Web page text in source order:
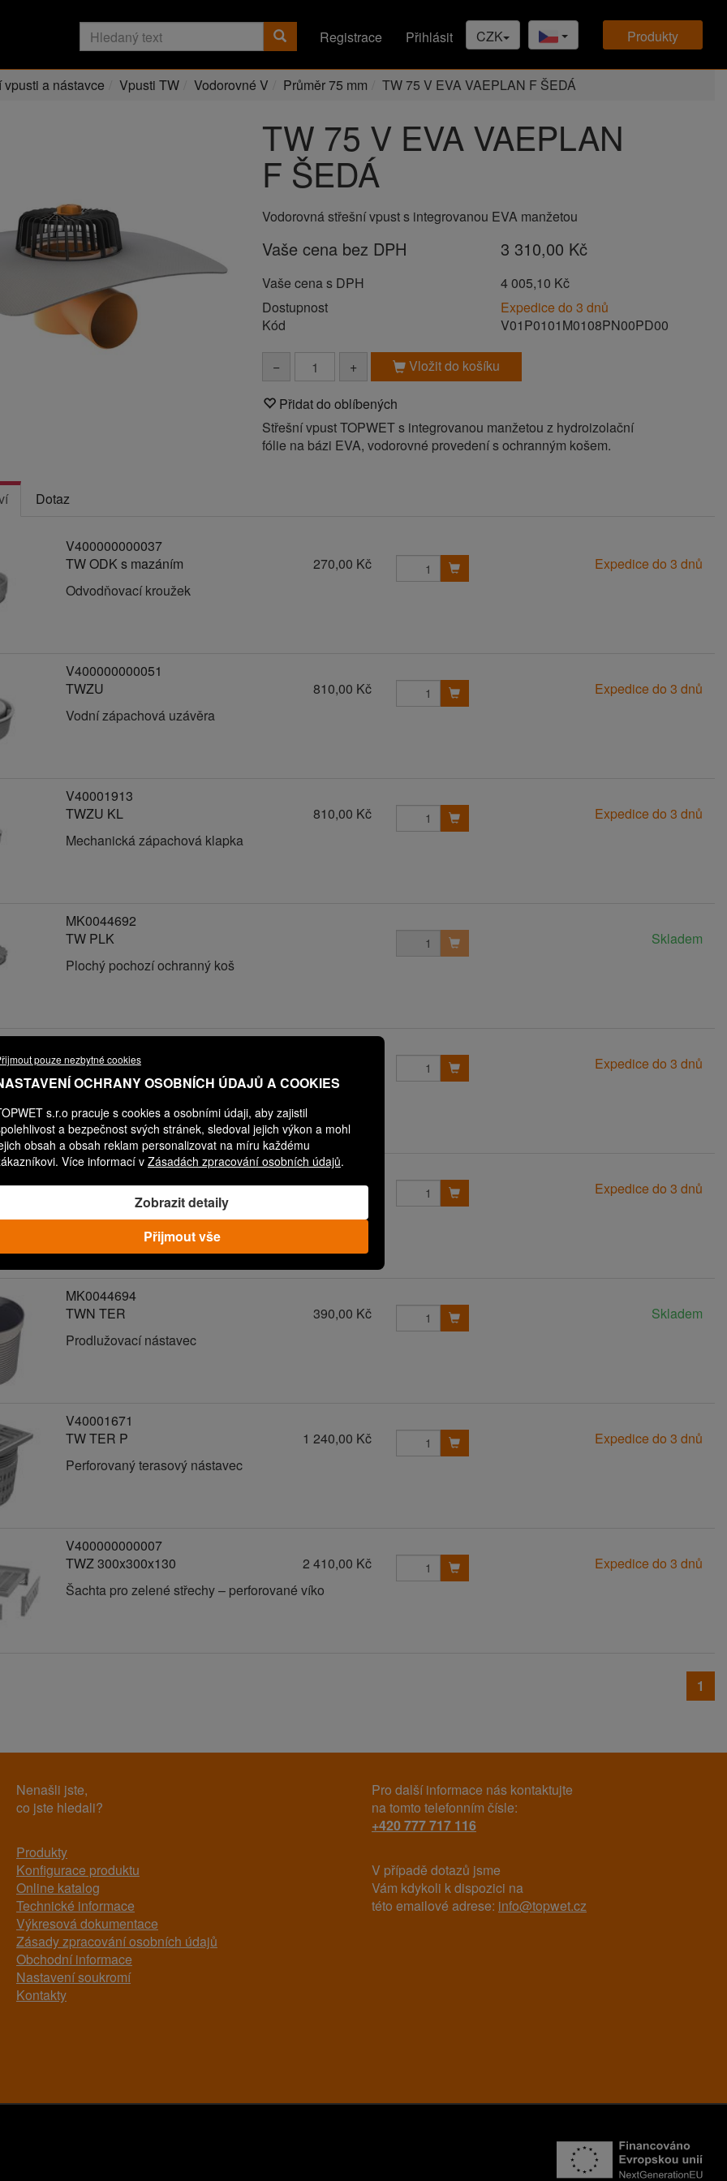
pouze nezbytné cookies
OCHRANY OSOBNÍCH ÚDAJŮ A COOKIES
s.r.o pracuje s cookies a osobními údaji, aby zajistil
a bezpečnost svých stránek, sledoval jejich výkon a mohl
obsah a obsah reklam personalizovat na míru každému
Více informací v Zásadách zpracování osobních údajů.
Zobrazit detaily
Přijmout vše
produkty
CZK
Registrace Přihlásit
vpusti a nástavce Vpusti TW Vodorovné V Průměr 75 mm TW 75 V EVA VAEPLAN F ŠEDÁ
TW 75 V EVA VAEPLAN
F ŠEDÁ
Vodorovná střešní vpust s integrovanou EVA manžetou
Vaše cena bez DPH 3 310,00 Kč
Vaše cena s DPH
4 005,10 Kč
Dostupnost
Expedice do 3 dnů
Kód
V01P0101M0108PN00PD00
− + Vložit do košíku
Přidat do oblíbených
Střešní vpust TOPWET s integrovanou manžetou z hydroizolační
fólie na bázi EVA, vodorovné provedení s ochranným košem.
Dotaz
V400000000037
TW ODK s mazáním
270,00 Kč
Expedice do 3 dnů
Odvodňovací kroužek
V400000000051
TWZU
810,00 Kč
Expedice do 3 dnů
Vodní zápachová uzávěra
V40001913
TWZU KL
810,00 Kč
Expedice do 3 dnů
Mechanická zápachová klapka
MK0044692
TW PLK
Skladem
Plochý pochozí ochranný koš
TWOK v33
Expedice do 3 dnů
Perforovaný ochranný koš
V40001666
TW TER
1 190,00 Kč
Expedice do 3 dnů
Terasový nástavec
MK0044694
TWN TER
390,00 Kč
Skladem
Prodlužovací nástavec
V40001671
TW TER P
1 240,00 Kč
Expedice do 3 dnů
Perforovaný terasový nástavec
V400000000007
TWZ 300x300x130
2 410,00 Kč
Expedice do 3 dnů
Šachta pro zelené střechy – perforované víko
1
Nenašli jste,
co jste hledali?
Produkty
Konfigurace produktu
Online katalog
Technické informace
Výkresová dokumentace
Zásady zpracování osobních údajů
Obchodní informace
Nastavení soukromí
Kontakty
Pro další informace nás kontaktujte
na tomto telefonním čísle:
+420 777 717 116
V případě dotazů jsme
Vám kdykoli k dispozici na
této emailové adrese: info@topwet.cz